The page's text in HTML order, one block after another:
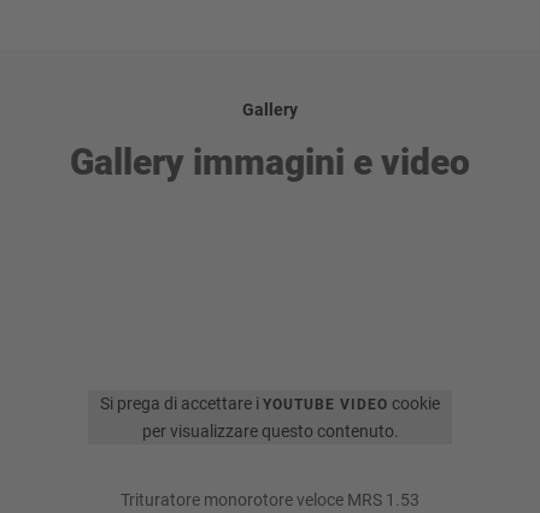
Gallery
Gallery immagini e video
Si prega di accettare iYOUTUBE VIDEO cookie
per visualizzare questo contenuto.
Trituratore monorotore veloce MRS 1.53